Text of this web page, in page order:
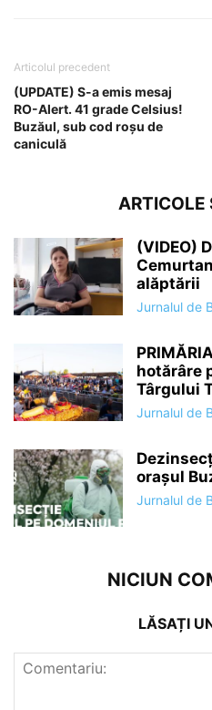
Articolul precedent
(UPDATE) S-a emis mesaj
RO-Alert. 41 grade Celsius!
Buzăul, sub cod roșu de
caniculă
ARTICOLE
(VIDEO)
alăptării
Jurnalul de
hotărâre
Târgului
Jurnalul de
orașul
Jurnalul de
NICIUN
LĂSAȚI